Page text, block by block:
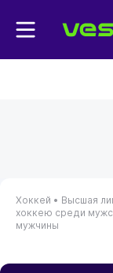
Хоккей • Высшая
хоккею среди
мужчины